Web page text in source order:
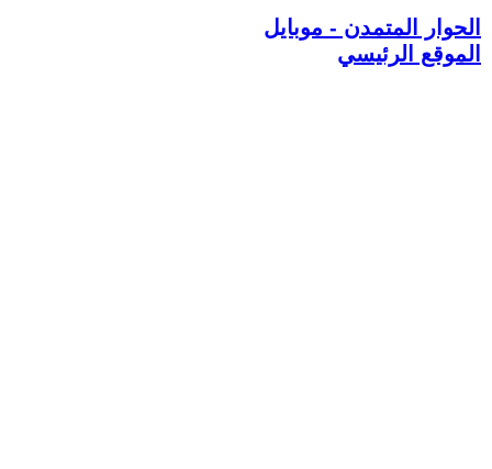
الحوار المتمدن - موبايل
الموقع الرئيسي